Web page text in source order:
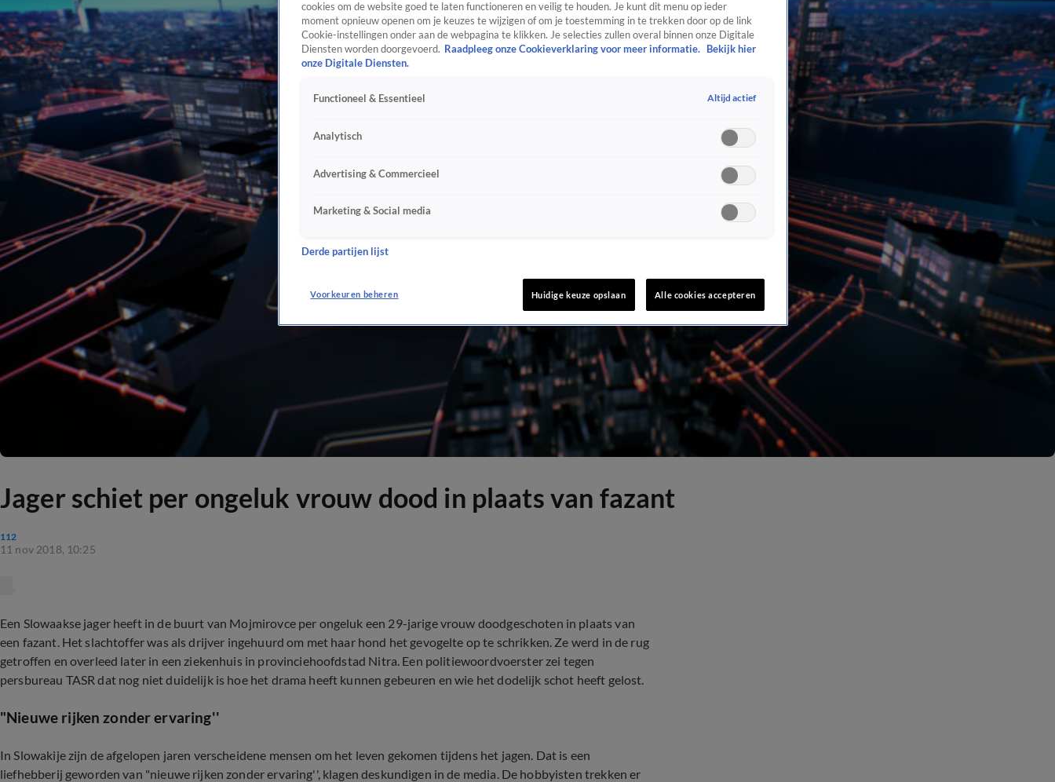
Jager schiet per ongeluk vrouw dood in plaats van fazant
112
11 nov 2018, 10:25
Een Slowaakse jager heeft in de buurt van Mojmirovce per ongeluk een 29-jarige vrouw doodgeschoten in plaats van
een fazant. Het slachtoffer was als drijver ingehuurd om met haar hond het gevogelte op te schrikken. Ze werd in de rug
getroffen en overleed later in een ziekenhuis in provinciehoofdstad Nitra. Een politiewoordvoerster zei tegen
persbureau TASR dat nog niet duidelijk is hoe het drama heeft kunnen gebeuren en wie het dodelijk schot heeft gelost.
"Nieuwe rijken zonder ervaring''
In Slowakije zijn de afgelopen jaren verscheidene mensen om het leven gekomen tijdens het jagen. Dat is een
liefhebberij geworden van "nieuwe rijken zonder ervaring'', klagen deskundigen in de media. De hobbyisten trekken er
cookies om de website goed te laten functioneren en veilig te houden. Je kunt dit menu op ieder
moment opnieuw openen om je keuzes te wijzigen of om je toestemming in te trekken door op de link
Cookie-instellingen onder aan de webpagina te klikken. Je selecties zullen overal binnen onze Digitale
Diensten worden doorgevoerd. Raadpleeg onze Cookieverklaring voor meer informatie.
Bekijk hier
onze Digitale Diensten.
Functioneel & Essentieel Altijd actief
Analytisch
Advertising & Commercieel
Marketing & Social media
Derde partijen lijst
Voorkeuren beheren Huidige keuze opslaan Alle cookies accepteren